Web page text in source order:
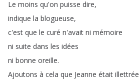
Le moins qu'on puisse dire,
indique la blogueuse,
c'est que le curé n'avait ni mémoire
ni suite dans les idées
ni bonne oreille.
Ajoutons à cela que Jeanne était illettrée